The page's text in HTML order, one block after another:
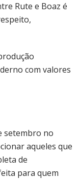
Rute e Boaz é
com valores
setembro no
aqueles que
de
para quem